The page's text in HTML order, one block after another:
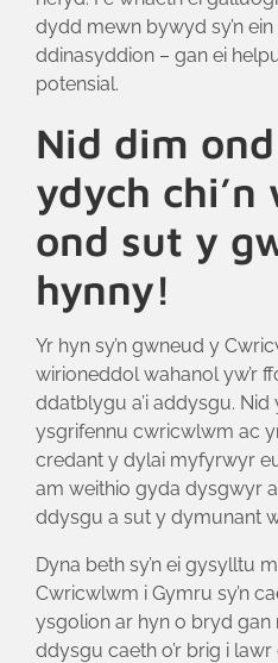
dydd mewn bywyd sy’n
ddinasyddion – gan ei
potensial.
Nid dim
ydych chi’n
ond sut y
hynny!
Yr hyn sy’n gwneud y
wirioneddol wahanol yw’r
ddatblygu a’i addysgu.
ysgrifennu cwricwlwm ac
credant y dylai myfyrwyr
am weithio gyda dysgwyr
ddysgu a sut y dymunant
Dyna beth sy’n ei gysylltu
Cwricwlwm i Gymru sy’n
ysgolion ar hyn o bryd gan
ddysgu caeth o’r brig i